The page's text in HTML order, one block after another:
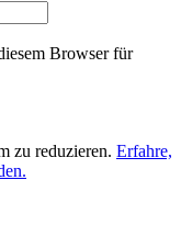
Browser für
zu reduzieren. Erfahre,